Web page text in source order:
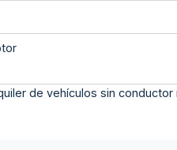
de vehículos sin